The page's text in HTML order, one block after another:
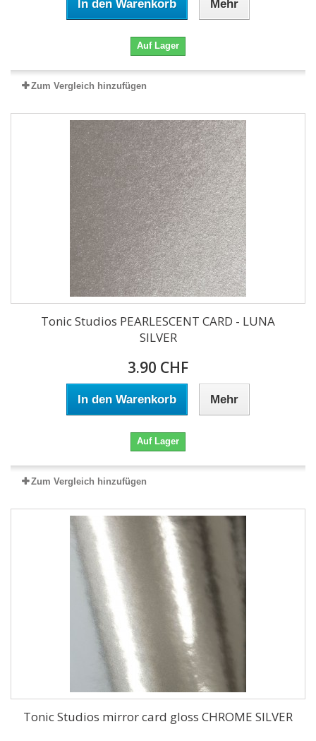
In den Warenkorb Mehr
Auf Lager
Zum Vergleich hinzufügen
Tonic Studios PEARLESCENT CARD - LUNA
SILVER
3.90 CHF
In den Warenkorb Mehr
Auf Lager
Zum Vergleich hinzufügen
Tonic Studios mirror card gloss CHROME SILVER